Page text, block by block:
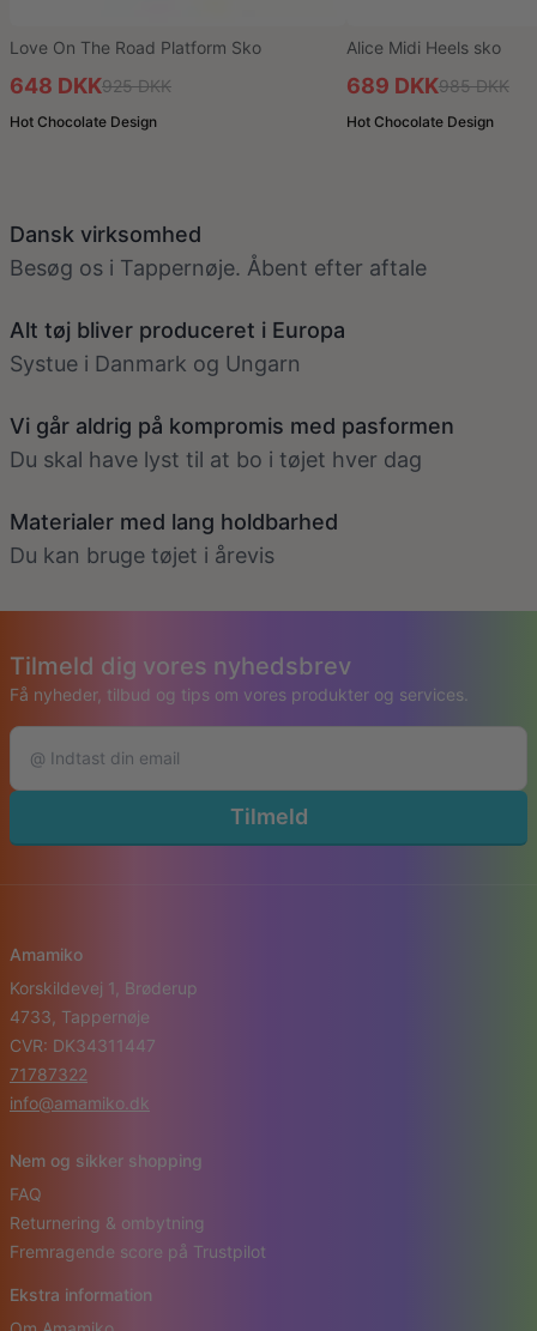
Love On The Road Platform Sko
648 DKK925 DKK
Hot Chocolate Design
Alice Midi Heels sko
689 DKK985 DKK
Hot Chocolate Design
Dansk virksomhed
Besøg os i Tappernøje. Åbent efter aftale
Alt tøj bliver produceret i Europa
Systue i Danmark og Ungarn
Vi går aldrig på kompromis med pasformen
Du skal have lyst til at bo i tøjet hver dag
Materialer med lang holdbarhed
Du kan bruge tøjet i årevis
Tilmeld dig vores nyhedsbrev
Få nyheder, tilbud og tips om vores produkter og services.
Tilmeld
Amamiko
Korskildevej 1, Brøderup
4733, Tappernøje
CVR: DK34311447
71787322
info@amamiko.dk
Nem og sikker shopping
FAQ
Returnering & ombytning
Fremragende score på Trustpilot
Ekstra information